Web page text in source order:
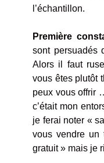
l’échantillon.
Première
sont persuadés
Alors il faut
vous êtes plutôt
peux vous offrir
c’était mon
je ferai noter «
vous vendre un
gratuit » mais je